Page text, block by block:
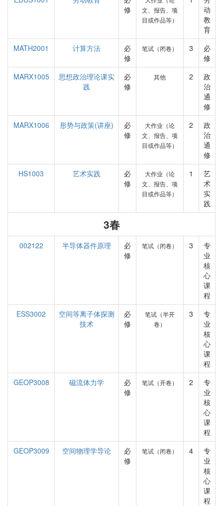
修
文、报告、项
目或作品等）
动
教
育
MATH2001
计算方法
必
修
笔试（闭卷） 3
必
修
MARX1005
思想政治理论课实
践
必
修
其他 2
政
治
通
修
MARX1006
形势与政策(讲座)
必
修
大作业（论
文、报告、项
目或作品等）
2
政
治
通
修
HS1003
艺术实践
必
修
大作业（论
文、报告、项
目或作品等）
1
艺
术
实
践
3春
002122 半导体器件原理
必
修
笔试（闭卷） 3
专
业
核
心
课
程
ESS3002
空间等离子体探测
技术
必
修
笔试（半开
卷）
3
专
业
核
心
课
程
GEOP3008
磁流体力学
必
修
笔试（开卷） 2
专
业
核
心
课
程
GEOP3009
空间物理学导论
必
修
笔试（闭卷） 4
专
业
核
心
课
程